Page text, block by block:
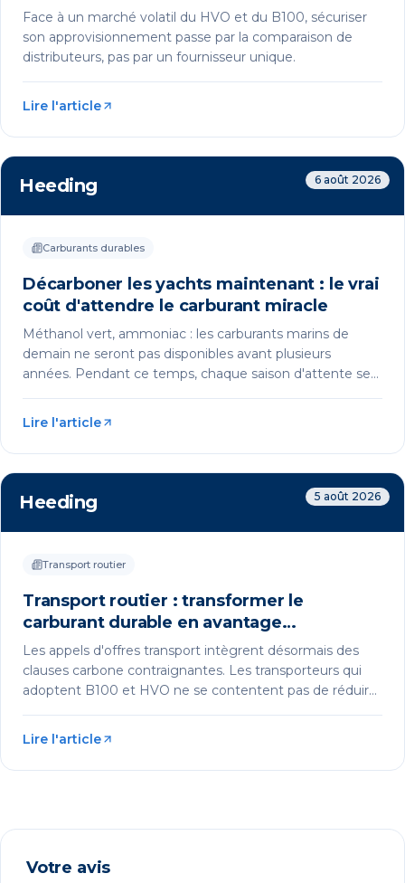
Face à un marché volatil du HVO et du B100, sécuriser
son approvisionnement passe par la comparaison de
distributeurs, pas par un fournisseur unique.
Lire l'article
Heeding 6 août 2026
Carburants durables
Décarboner les yachts maintenant : le vrai
coût d'attendre le carburant miracle
Méthanol vert, ammoniac : les carburants marins de
demain ne seront pas disponibles avant plusieurs
années. Pendant ce temps, chaque saison d'attente se
modifier ses moteurs.
Lire l'article
Heeding 5 août 2026
Transport routier
Transport routier : transformer le
carburant durable en avantage
commercial
Les appels d'offres transport intègrent désormais des
clauses carbone contraignantes. Les transporteurs qui
adoptent B100 et HVO ne se contentent pas de réduire
Lire l'article
Votre avis